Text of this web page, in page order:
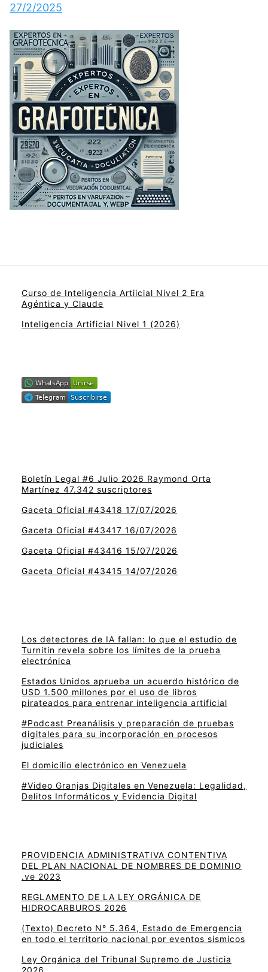
27/2/2025
Curso de Inteligencia Artiicial Nivel 2 Era
Agéntica y Claude
Inteligencia Artificial Nivel 1 (2026)
Boletín Legal #6 Julio 2026 Raymond Orta
Martínez 47.342 suscriptores
Gaceta Oficial #43418 17/07/2026
Gaceta Oficial #43417 16/07/2026
Gaceta Oficial #43416 15/07/2026
Gaceta Oficial #43415 14/07/2026
Los detectores de IA fallan: lo que el estudio de
Turnitin revela sobre los límites de la prueba
electrónica
Estados Unidos aprueba un acuerdo histórico de
USD 1.500 millones por el uso de libros
pirateados para entrenar inteligencia artificial
#Podcast Preanálisis y preparación de pruebas
digitales para su incorporación en procesos
judiciales
El domicilio electrónico en Venezuela
#Video Granjas Digitales en Venezuela: Legalidad,
Delitos Informáticos y Evidencia Digital
PROVIDENCIA ADMINISTRATIVA CONTENTIVA
DEL PLAN NACIONAL DE NOMBRES DE DOMINIO
.ve 2023
REGLAMENTO DE LA LEY ORGÁNICA DE
HIDROCARBUROS 2026
(Texto) Decreto N° 5.364, Estado de Emergencia
en todo el territorio nacional por eventos sismicos
Ley Orgánica del Tribunal Supremo de Justicia